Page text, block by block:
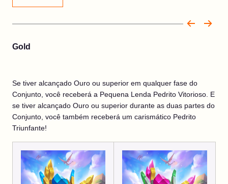
Gold
Se tiver alcançado Ouro ou superior em qualquer fase do
Conjunto, você receberá a Pequena Lenda Pedrito Vitorioso. E
se tiver alcançado Ouro ou superior durante as duas partes do
Conjunto, você também receberá um carismático Pedrito
Triunfante!